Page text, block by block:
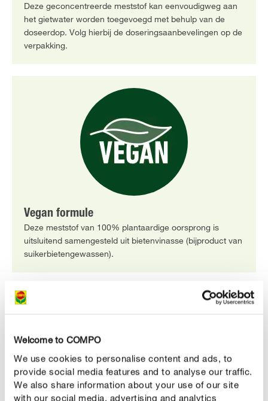
Welcome to COMPO
We use cookies to personalise content and ads, to
provide social media features and to analyse our traffic.
We also share information about your use of our site
with our social media, advertising and analytics
Deze geconcentreerde meststof kan eenvoudigweg aan
het gietwater worden toegevoegd met behulp van de
doseerdop. Volg hierbij de doseringsaanbevelingen op de
verpakking.
Vegan formule
Deze meststof van 100% plantaardige oorsprong is
uitsluitend samengesteld uit bietenvinasse (bijproduct van
suikerbietengewassen).